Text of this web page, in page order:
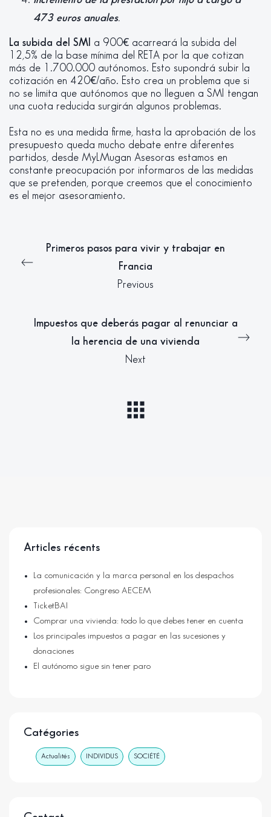
473 euros anuales.
La subida del SMI a 900€ acarreará la subida del
12,5% de la base mínima del RETA por la que cotizan
más de 1.700.000 autónomos. Esto supondrá subir la
cotización en 420€/año. Esto crea un problema que si
no se limita que autónomos que no lleguen a SMI tengan
una cuota reducida surgirán algunos problemas.
Esta no es una medida firme, hasta la aprobación de los
presupuesto queda mucho debate entre diferentes
partidos, desde MyLMugan Asesoras estamos en
constante preocupación por informaros de las medidas
que se pretenden, porque creemos que el conocimiento
es el mejor asesoramiento.
Primeros pasos para vivir y trabajar en
Francia
Previous
Impuestos que deberás pagar al renunciar a
la herencia de una vivienda
Next
Articles récents
La comunicación y la marca personal en los despachos
profesionales: Congreso AECEM
TicketBAI
Comprar una vivienda: todo lo que debes tener en cuenta
Los principales impuestos a pagar en las sucesiones y
donaciones
El autónomo sigue sin tener paro
Catégories
Actualités INDIVIDUS SOCIÉTÉ